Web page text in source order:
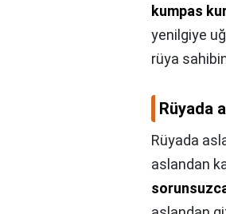
kumpas
yenilgiye
rüya
Rüyada
Rüyada
aslandan